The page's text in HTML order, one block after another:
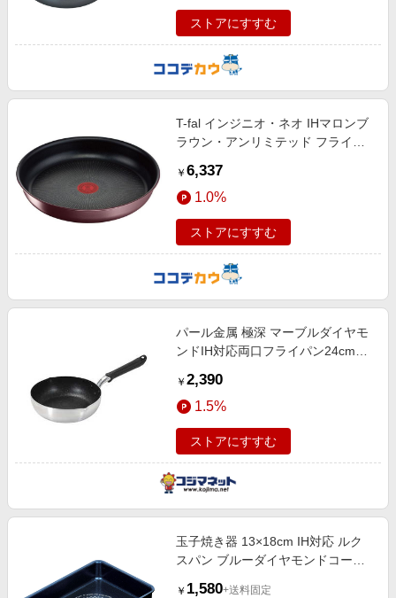
ストアにすすむ
T-fal インジニオ・ネオ IHマロンブ
ラウン・アンリミテッド フライパ
￥ 6,337
1.0%
ストアにすすむ
パール金属 極深 マーブルダイヤモ
ンドIH対応両口フライパン24cm
￥ 2,390
1.5%
ストアにすすむ
玉子焼き器 13×18cm IH対応 ルク
スパン ブルーダイヤモンドコート
￥ 1,580+送料固定